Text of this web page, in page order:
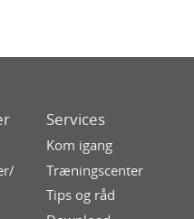
Services
Kom igang
Træningscenter
Tips og råd